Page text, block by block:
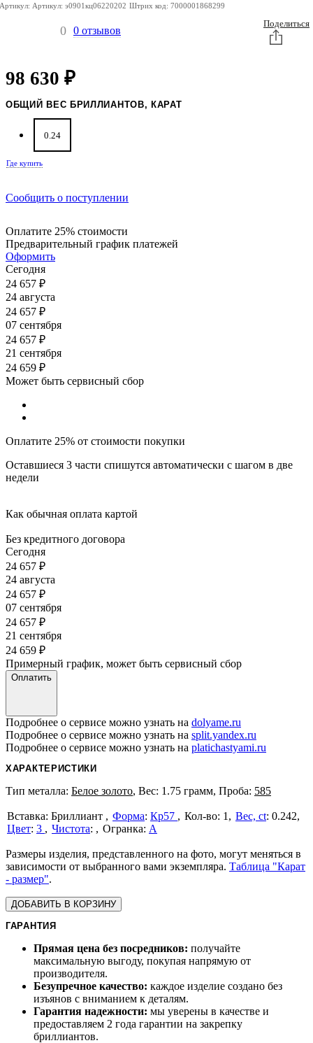
Артикул: Артикул: э0901кц06220202 Штрих код: 7000001868299
0 0 отзывов
Поделиться
98 630 ₽
ОБЩИЙ ВЕС БРИЛЛИАНТОВ, КАРАТ
0.24
Где купить
Сообщить о поступлении
Оплатите 25% стоимости
Предварительный график платежей
Оформить
Сегодня
24 657 ₽
24 августа
24 657 ₽
07 сентября
24 657 ₽
21 сентября
24 659 ₽
Может быть сервисный сбор
Оплатите 25% от стоимости покупки
Оставшиеся 3 части спишутся автоматически с шагом в две
недели
Как обычная оплата картой
Без кредитного договора
Сегодня
24 657 ₽
24 августа
24 657 ₽
07 сентября
24 657 ₽
21 сентября
24 659 ₽
Примерный график, может быть сервисный сбор
Оплатить
Подробнее о сервисе можно узнать на dolyame.ru
Подробнее о сервисе можно узнать на split.yandex.ru
Подробнее о сервисе можно узнать на platichastyami.ru
ХАРАКТЕРИСТИКИ
Тип металла: Белое золото, Вес: 1.75 грамм, Проба: 585
Бриллиант Форма: Кр57 1 Вес, ct: 0.242
Цвет: 3 Чистота: А
Размеры изделия, представленного на фото, могут меняться в
зависимости от выбранного вами экземпляра. Таблица "Карат
- размер".
ДОБАВИТЬ В КОРЗИНУ
ГАРАНТИЯ
Прямая цена без посредников: получайте
максимальную выгоду, покупая напрямую от
производителя.
Безупречное качество: каждое изделие создано без
изъянов с вниманием к деталям.
Гарантия надежности: мы уверены в качестве и
предоставляем 2 года гарантии на закрепку
бриллиантов.